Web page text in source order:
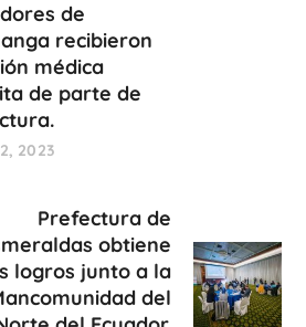
de
recibieron
médica
de parte de
2023
Prefectura de
obtiene
logros junto a la
del